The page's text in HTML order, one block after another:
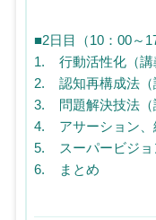
■2日目（10：00～
1. 行動活性化（講
2. 認知再構成法（
3. 問題解決技法（
4. アサーション、
5. スーパービジョ
6. まとめ